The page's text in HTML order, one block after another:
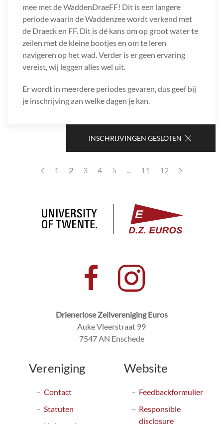
mee met de WaddenDraeFF! Dit is een langere
periode waarin de Waddenzee wordt verkend met
de Draeck en FF. Dit is dé kans om op groot water te
zeilen met de kleine bootjes en om te leren
navigeren op het wad. Verder is er geen ervaring
vereist, wij leggen alles wel uit.
Er wordt in meerdere periodes gevaren, dus geef bij
je inschrijving aan welke dagen je kan.
INSCHRIJVINGEN GESLOTEN
1 2 3 4 5 ... 11 12
Drienerlose Zeilvereniging Euros
Auke Vleerstraat 99
7547 AN Enschede
Vereniging
Contact
Statuten
Website
Feedbackformulier
Responsible
disclosure